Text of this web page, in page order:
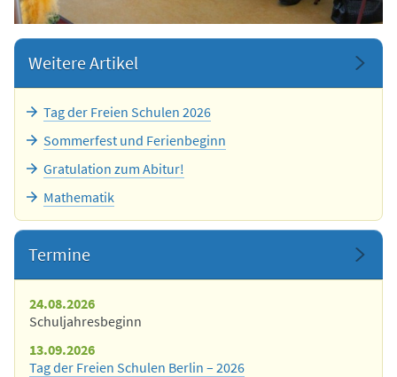
Weitere Artikel
Tag der Freien Schulen 2026
Sommerfest und Ferienbeginn
Gratulation zum Abitur!
Mathematik
Termine
24.08.2026
Schuljahresbeginn
13.09.2026
Tag der Freien Schulen Berlin – 2026